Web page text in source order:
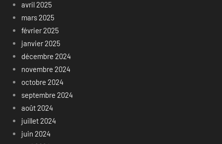
avril 2025
mars 2025
février 2025
janvier 2025
décembre 2024
novembre 2024
octobre 2024
septembre 2024
août 2024
juillet 2024
juin 2024